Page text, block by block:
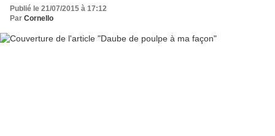
Publié le 21/07/2015 à 17:12
Par Cornello